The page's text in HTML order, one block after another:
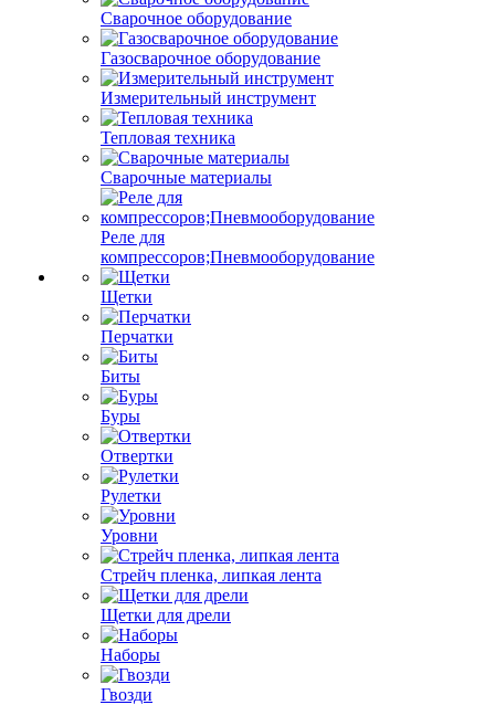
Сварочное оборудование
Газосварочное оборудование
Измерительный инструмент
Тепловая техника
Сварочные материалы
Реле для
компрессоров;Пневмооборудование
Щетки
Перчатки
Биты
Буры
Отвертки
Рулетки
Уровни
Стрейч пленка, липкая лента
Щетки для дрели
Наборы
Гвозди